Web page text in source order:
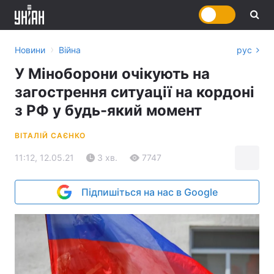
Новини › Війна рус
У Міноборони очікують на
загострення ситуації на кордоні
з РФ у будь-який момент
ВІТАЛІЙ САЄНКО
11:12, 12.05.21 3 хв. 7747
Підпишіться на нас в Google